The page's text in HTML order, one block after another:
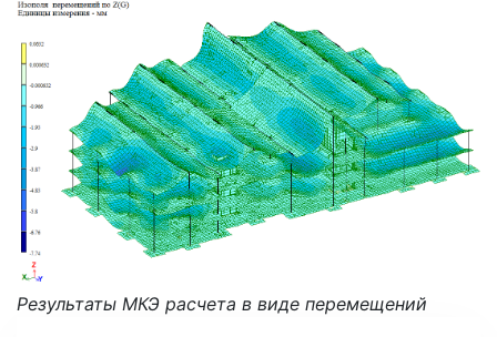
Результаты МКЭ расчета в виде перемещений